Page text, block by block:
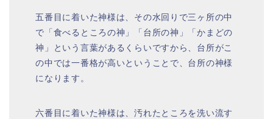
五番目に着いた神様は、その水回りで三ヶ所の中
で「食べるところの神」「台所の神」「かまどの
神」という言葉があるくらいですから、台所がこ
の中では一番格が高いということで、台所の神様
になります。
六番目に着いた神様は、汚れたところを洗い流す